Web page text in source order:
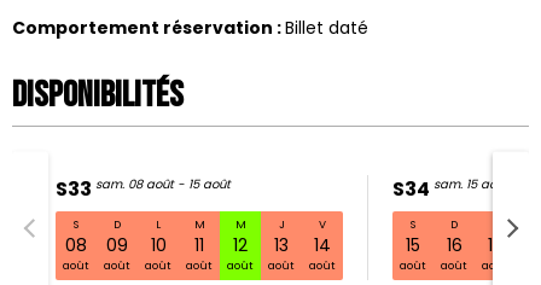
Comportement réservation :Billet daté
Disponibilités
S33 sam. 08 août - 15 août
S
08
août
D
09
août
L
10
août
M
11
août
M
12
août
J
13
août
V
14
août
S34 sam. 15 août -
S
15
août
D
16
août
17
août
S33 sam. 08 août - 15 août